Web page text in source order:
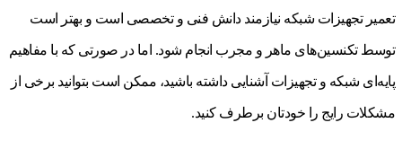
تعمیر تجهیزات شبکه نیازمند دانش فنی و تخصصی است و بهتر است
توسط تکنسین‌های ماهر و مجرب انجام شود. اما در صورتی که با مفاهیم
پایه‌ای شبکه و تجهیزات آشنایی داشته باشید، ممکن است بتوانید برخی از
مشکلات رایج را خودتان برطرف کنید.